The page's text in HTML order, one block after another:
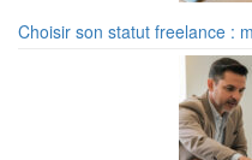
Choisir son statut freelance :